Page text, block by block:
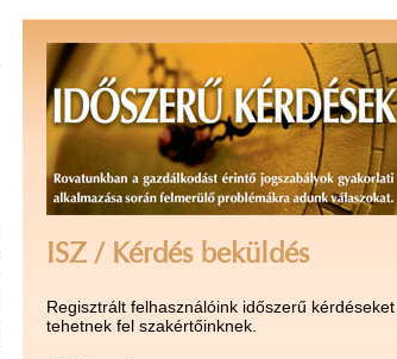
ISZ / Kérdés beküldés
Regisztrált felhasználóink időszerű kérdéseket
tehetnek fel szakértőinknek.